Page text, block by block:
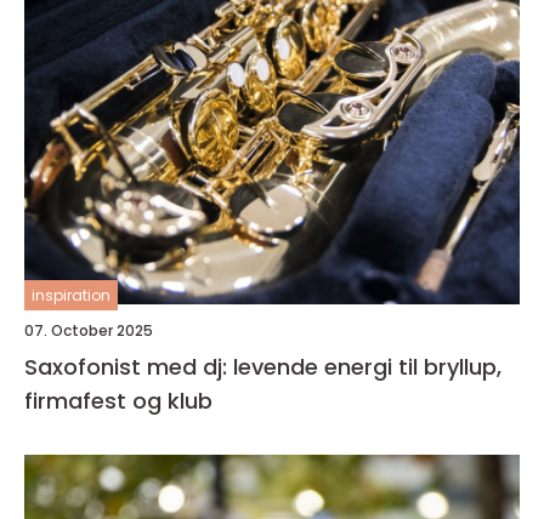
inspiration
07. October 2025
Saxofonist med dj: levende energi til bryllup,
firmafest og klub